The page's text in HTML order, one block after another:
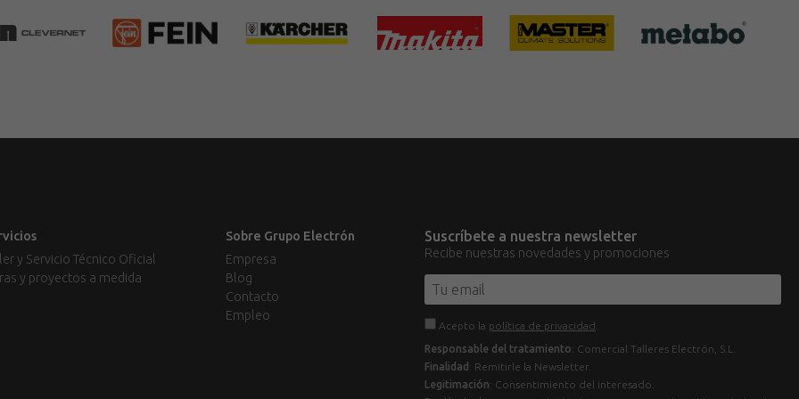
y Servicio Técnico Oficial
y proyectos a medida
Sobre Grupo Electrón
Empresa
Blog
Contacto
Empleo
Suscríbete a nuestra newsletter
Recibe nuestras novedades y promociones
Acepto la política de privacidad
Responsable del tratamiento: Comercial Talleres Electrón, S.L.
Finalidad : Remitirle la Newsletter.
Legitimación: Consentimiento del interesado.